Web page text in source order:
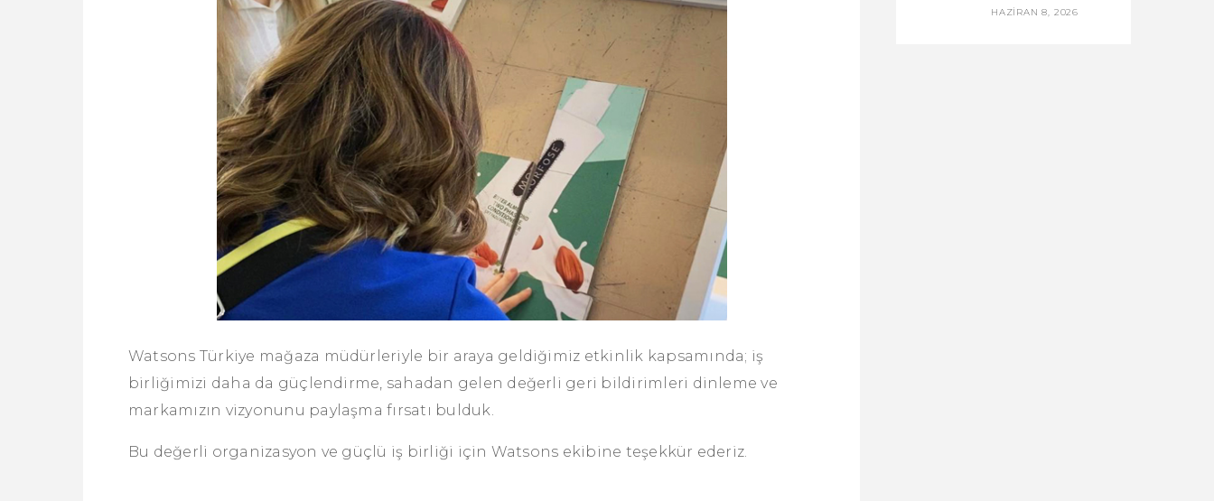
Watsons Türkiye mağaza müdürleriyle bir araya geldiğimiz etkinlik kapsamında; iş
birliğimizi daha da güçlendirme, sahadan gelen değerli geri bildirimleri dinleme ve
markamızın vizyonunu paylaşma fırsatı bulduk.
Bu değerli organizasyon ve güçlü iş birliği için Watsons ekibine teşekkür ederiz.
HAZIRAN 8, 2026